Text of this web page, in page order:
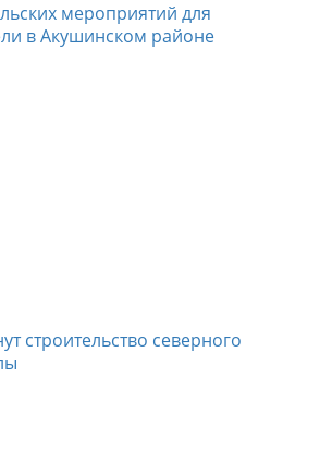
мероприятий для
в Акушинском районе
строительство северного